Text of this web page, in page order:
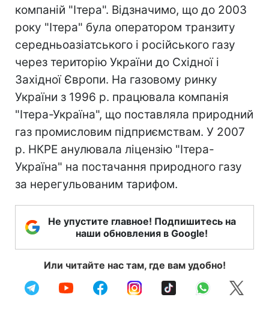
компаній "Ітера". Відзначимо, що до 2003
року "Ітера" була оператором транзиту
середньоазіатського і російського газу
через територію України до Східної і
Західної Європи. На газовому ринку
України з 1996 р. працювала компанія
"Ітера-Україна", що поставляла природний
газ промисловим підприємствам. У 2007
р. НКРЕ анулювала ліцензію "Ітера-
Україна" на постачання природного газу
за нерегульованим тарифом.
Не упустите главное! Подпишитесь на
наши обновления в Google!
Или читайте нас там, где вам удобно!